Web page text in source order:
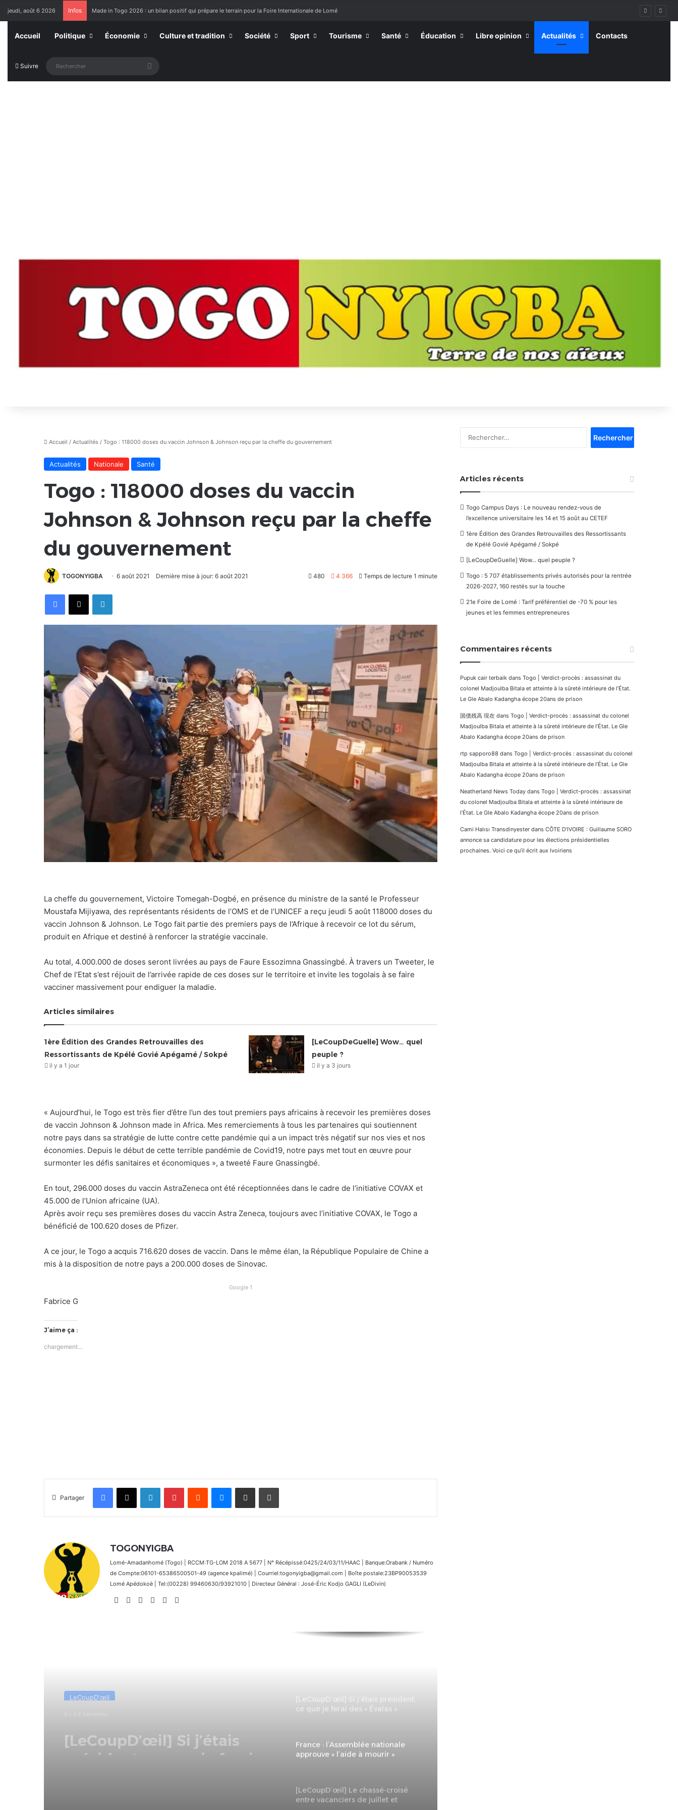
jeudi, août 6 2026 Infos Made in Togo 2026 : un bilan positif qui prépare le terrain pour la Foire Internationale de Lomé
Accueil Politique Économie Culture et tradition Société Sport Tourisme Santé Éducation Libre opinion Actualités Contacts
Suivre Rechercher
Accueil / Actualités / Togo : 118000 doses du vaccin Johnson & Johnson reçu par la cheffe du gouvernement
Actualités Nationale Santé
Togo : 118000 doses du vaccin
Johnson & Johnson reçu par la cheffe
du gouvernement
TOGONYIGBA 6 août 2021 Dernière mise à jour: 6 août 2021 480 4 366 Temps de lecture 1 minute
FacebookX Linkedin
La cheffe du gouvernement, Victoire Tomegah-Dogbé, en présence du ministre de la santé le Professeur
Moustafa Mijiyawa, des représentants résidents de l’OMS et de l’UNICEF a reçu jeudi 5 août 118000 doses du
vaccin Johnson & Johnson. Le Togo fait partie des premiers pays de l’Afrique à recevoir ce lot du sérum,
produit en Afrique et destiné à renforcer la stratégie vaccinale.
Au total, 4.000.000 de doses seront livrées au pays de Faure Essozimna Gnassingbé. À travers un Tweeter, le
Chef de l’Etat s’est réjouit de l’arrivée rapide de ces doses sur le territoire et invite les togolais à se faire
vacciner massivement pour endiguer la maladie.
Articles similaires
1ère Édition des Grandes Retrouvailles des
Ressortissants de Kpélé Govié Apégamé / Sokpé
il y a 1 jour
[LeCoupDeGuelle] Wow… quel
peuple ?
il y a 3 jours
« Aujourd’hui, le Togo est très fier d’être l’un des tout premiers pays africains à recevoir les premières doses
de vaccin Johnson & Johnson made in Africa. Mes remerciements à tous les partenaires qui soutiennent
notre pays dans sa stratégie de lutte contre cette pandémie qui a un impact très négatif sur nos vies et nos
économies. Depuis le début de cette terrible pandémie de Covid19, notre pays met tout en œuvre pour
surmonter les défis sanitaires et économiques », a tweeté Faure Gnassingbé.
En tout, 296.000 doses du vaccin AstraZeneca ont été réceptionnées dans le cadre de l’initiative COVAX et
45.000 de l’Union africaine (UA).
Après avoir reçu ses premières doses du vaccin Astra Zeneca, toujours avec l’initiative COVAX, le Togo a
bénéficié de 100.620 doses de Pfizer.
A ce jour, le Togo a acquis 716.620 doses de vaccin. Dans le même élan, la République Populaire de Chine a
mis à la disposition de notre pays a 200.000 doses de Sinovac.
Google 1
Fabrice G
J’aime ça :
chargement…
Partager
FacebookX Linkedin PinterestReddit MessengerPartager par email Imprimer
TOGONYIGBA
Lomé-Amadanhomé (Togo) | RCCM:TG-LOM 2018 A 5677 | N° Récépissé:0425/24/03/11/HAAC | Banque:Orabank / Numéro
de Compte:06101-65386500501-49 (agence kpalimé) | Courriel:togonyigba@gmail.com | Boîte postale:23BP90053539
Lomé Apédokoè | Tel:(00228) 99460630/93921010 | Directeur Général : José-Éric Kodjo GAGLI (LeDivin)
WebsiteFacebook
X LinkedinInstagram
Internationale
nationale approuve « l’aide
ce que je ferai des « Évalas »
France : l’Assemblée nationale
approuve « l’aide à mourir »
[LeCoupD’œil] Le chassé-croisé
entre vacanciers de juillet et
Articles récents
Togo Campus Days : Le nouveau rendez-vous de
l’excellence universitaire les 14 et 15 août au CETEF
1ère Édition des Grandes Retrouvailles des Ressortissants
de Kpélé Govié Apégamé / Sokpé
[LeCoupDeGuelle] Wow… quel peuple ?
Togo : 5 707 établissements privés autorisés pour la rentrée
2026-2027, 160 restés sur la touche
21e Foire de Lomé : Tarif préférentiel de -70 % pour les
jeunes et les femmes entrepreneures
Commentaires récents
Pupuk cair terbaik dans Togo | Verdict-procès : assassinat du
colonel Madjoulba Bitala et atteinte à la sûreté intérieure de l’État.
Le Gle Abalo Kadangha écope 20ans de prison
国債残高 現在 dans Togo | Verdict-procès : assassinat du colonel
Madjoulba Bitala et atteinte à la sûreté intérieure de l’État. Le Gle
Abalo Kadangha écope 20ans de prison
rtp sapporo88 dans Togo | Verdict-procès : assassinat du colonel
Madjoulba Bitala et atteinte à la sûreté intérieure de l’État. Le Gle
Abalo Kadangha écope 20ans de prison
Neatherland News Today dans Togo | Verdict-procès : assassinat
du colonel Madjoulba Bitala et atteinte à la sûreté intérieure de
l’État. Le Gle Abalo Kadangha écope 20ans de prison
Cami Halısı Transdinyester dans CÔTE D’IVOIRE : Guillaume SORO
annonce sa candidature pour les élections présidentielles
prochaines. Voici ce qu’il écrit aux Ivoiriens